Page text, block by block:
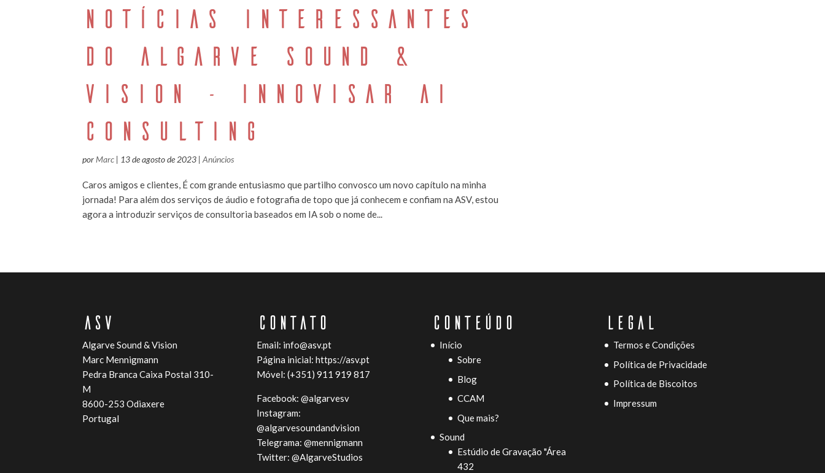
NOTÍCIAS INTERESSANTES
DO ALGARVE SOUND &
VISION - INNOVISAR AI
CONSULTING
por Marc | 13 de agosto de 2023 |Anúncios
Caros amigos e clientes, É com grande entusiasmo que partilho convosco um novo capítulo na minha
jornada! Para além dos serviços de áudio e fotografia de topo que já conhecem e confiam na ASV, estou
agora a introduzir serviços de consultoria baseados em IA sob o nome de...
ASV
Algarve Sound & Vision
Marc Mennigmann
Pedra Branca Caixa Postal 310-
M
8600-253 Odiaxere
Portugal
CONTATO
Email: info@asv.pt
Página inicial: https://asv.pt
Móvel: (+351) 911 919 817
Facebook: @algarvesv
Instagram:
@algarvesoundandvision
Telegrama: @mennigmann
Twitter: @AlgarveStudios
CONTEÚDO
Início
Sobre
Blog
CCAM
Que mais?
Sound
Estúdio de Gravação "Área
432
LEGAL
Termos e Condições
Política de Privacidade
Política de Biscoitos
Impressum